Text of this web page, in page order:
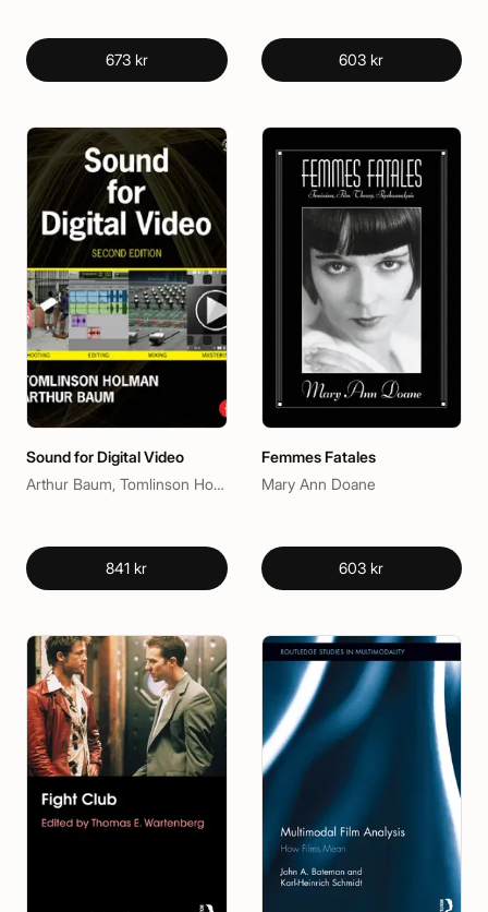
673 kr 603 kr
Sound for Digital Video
Arthur Baum, Tomlinson Holman
841 kr
Femmes Fatales
Mary Ann Doane
603 kr